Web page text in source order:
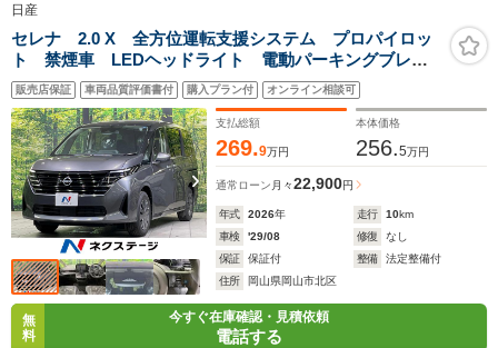
日産
セレナ 2.0 X 全方位運転支援システム プロパイロッ
ト 禁煙車 LEDヘッドライト 電動パーキングブレー
キ インテリジェントキー プッシュスタート 革巻き
ステアリング
販売店保証 車両品質評価書付 購入プラン付 オンライン相談可
支払総額
269.9万円
本体価格
256.5万円
通常ローン 月々22,900円
年式 2026年 走行 10km
車検
'29/08 修復
なし
保証
保証付 整備
法定整備付
住所
岡山県岡山市北区
無
料
今すぐ在庫確認・見積依頼
電話する